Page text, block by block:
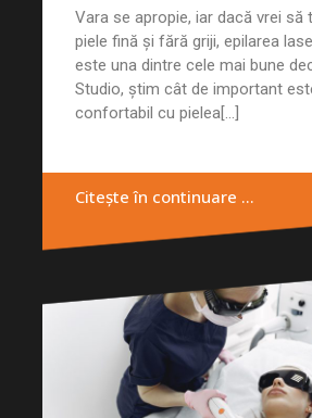
Vara se apropie, iar dacă vrei să
piele fină și fără griji, epilarea
este una dintre cele mai bune
Studio, știm cât de important
confortabil cu pielea[...]
Citește în continuare …